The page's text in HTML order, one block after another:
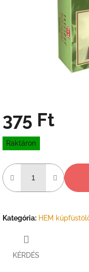
375 Ft
Egységár:
Raktáron
Kategória: HEM
KÉRDÉS